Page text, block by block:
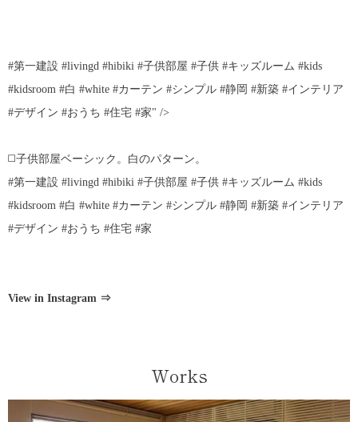
#第一建設 #livingd #hibiki #子供部屋 #子供 #キッズルーム #kids
#kidsroom #白 #white #カーテン #シンプル #静岡 #新築 #インテリア
#デザイン #おうち #住宅 #家" />
◻️子供部屋ベーシック。白のパターン。
#第一建設 #livingd #hibiki #子供部屋 #子供 #キッズルーム #kids
#kidsroom #白 #white #カーテン #シンプル #静岡 #新築 #インテリア
#デザイン #おうち #住宅 #家
View in Instagram ⇒
Works